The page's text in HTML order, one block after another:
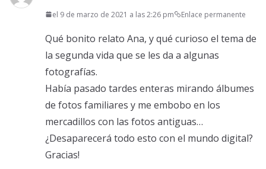
el 9 de marzo de 2021 a las 2:26 pm Enlace permanente
Qué bonito relato Ana, y qué curioso el tema de
la segunda vida que se les da a algunas
fotografías.
Había pasado tardes enteras mirando álbumes
de fotos familiares y me embobo en los
mercadillos con las fotos antiguas…
¿Desaparecerá todo esto con el mundo digital?
Gracias!